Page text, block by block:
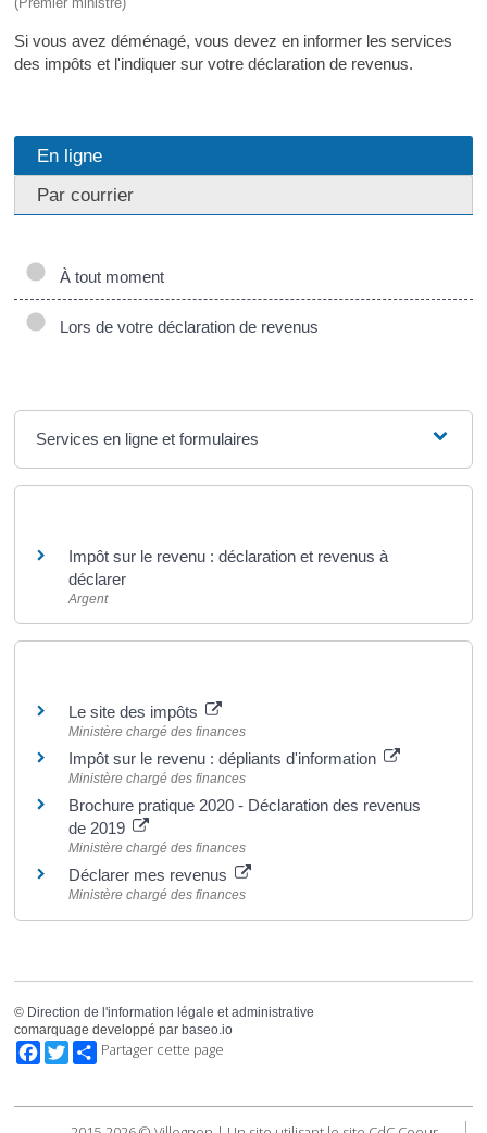
Si vous avez déménagé, vous devez en informer les services
des impôts et l'indiquer sur votre déclaration de revenus.
En ligne
Par courrier
À tout moment
Lors de votre déclaration de revenus
Services en ligne et formulaires
Impôt sur le revenu : déclaration et revenus à
déclarer
Argent
Le site des impôts
Ministère chargé des finances
Impôt sur le revenu : dépliants d'information
Ministère chargé des finances
Brochure pratique 2020 - Déclaration des revenus
de 2019
Ministère chargé des finances
Déclarer mes revenus
Ministère chargé des finances
© Direction de l'information légale et administrative
comarquage developpé par baseo.io
Facebook
TwitterPartager cette page